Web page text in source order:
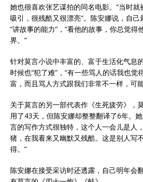
她也很喜欢张艺谋拍的同名电影。“当时
吸引，很残酷又很漂亮”。陈安娜说，自
“讲故事的能力”，“看他的故事，你总觉得
界。”
针对莫言小说中丰富的、富于生活化气息
时候也“犯了难”，“有一些骂人的话我也
富，而且骂人方式跟我们非常不一样，可
关于莫言的另一部代表作《生死疲劳》，
用了43天，但陈安娜却整整翻译了6年。
言的写作方式很独特，这个人一会儿是人
猪，在我看来又幽默又残酷。这是别人写
得。”
陈安娜在接受采访时还透露，自己明年会